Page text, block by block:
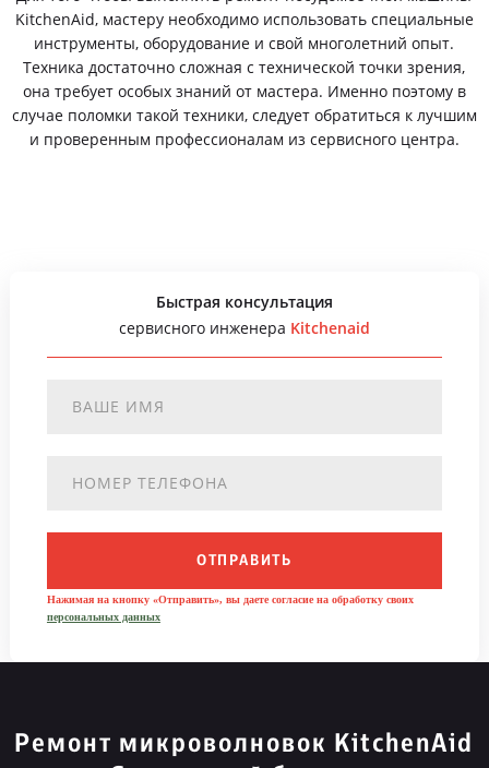
KitchenAid, мастеру необходимо использовать специальные
инструменты, оборудование и свой многолетний опыт.
Техника достаточно сложная с технической точки зрения,
она требует особых знаний от мастера. Именно поэтому в
случае поломки такой техники, следует обратиться к лучшим
и проверенным профессионалам из сервисного центра.
Быстрая консультация
сервисного инженера Kitchenaid
ОТПРАВИТЬ
Нажимая на кнопку «Отправить», вы даете согласие на обработку своих
персональных данных
Ремонт микроволновок KitchenAid